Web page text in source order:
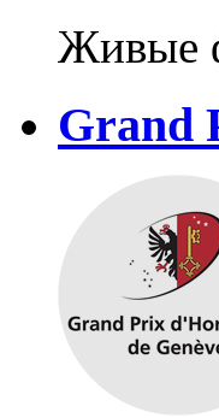
Живые
Grand